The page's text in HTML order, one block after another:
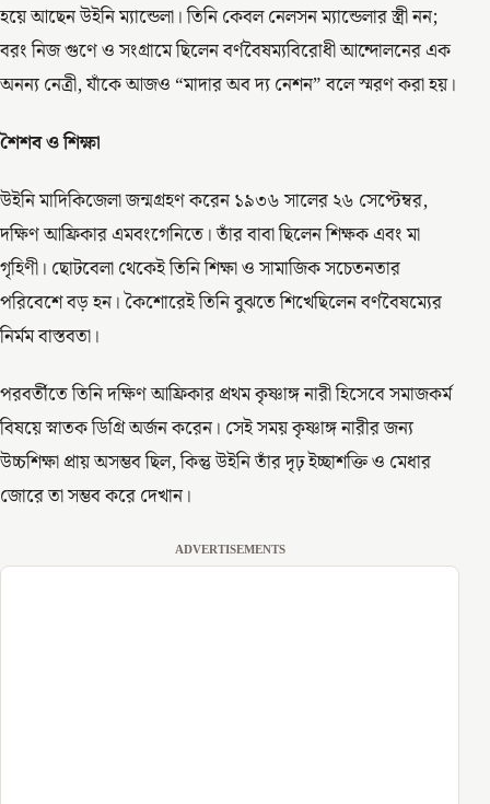
হয়ে আছেন উইনি ম্যান্ডেলা। তিনি কেবল নেলসন ম্যান্ডেলার স্ত্রী নন;
বরং নিজ গুণে ও সংগ্রামে ছিলেন বর্ণবৈষম্যবিরোধী আন্দোলনের এক
অনন্য নেত্রী, যাঁকে আজও “মাদার অব দ্য নেশন” বলে স্মরণ করা হয়।
শৈশব ও শিক্ষা
উইনি মাদিকিজেলা জন্মগ্রহণ করেন ১৯৩৬ সালের ২৬ সেপ্টেম্বর,
দক্ষিণ আফ্রিকার এমবংগেনিতে। তাঁর বাবা ছিলেন শিক্ষক এবং মা
গৃহিণী। ছোটবেলা থেকেই তিনি শিক্ষা ও সামাজিক সচেতনতার
পরিবেশে বড় হন। কৈশোরেই তিনি বুঝতে শিখেছিলেন বর্ণবৈষম্যের
নির্মম বাস্তবতা।
পরবর্তীতে তিনি দক্ষিণ আফ্রিকার প্রথম কৃষ্ণাঙ্গ নারী হিসেবে সমাজকর্ম
বিষয়ে স্নাতক ডিগ্রি অর্জন করেন। সেই সময় কৃষ্ণাঙ্গ নারীর জন্য
উচ্চশিক্ষা প্রায় অসম্ভব ছিল, কিন্তু উইনি তাঁর দৃঢ় ইচ্ছাশক্তি ও মেধার
জোরে তা সম্ভব করে দেখান।
ADVERTISEMENTS